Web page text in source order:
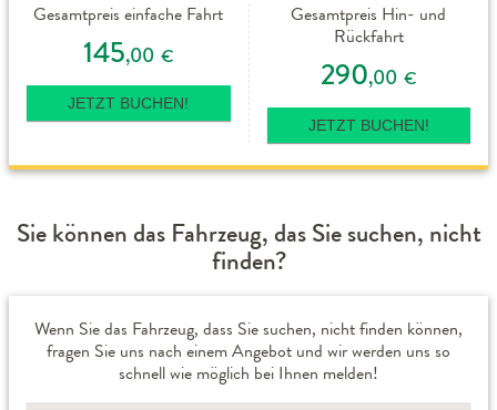
Gesamtpreis einfache Fahrt
145,00 €
JETZT BUCHEN!
Gesamtpreis Hin- und
Rückfahrt
290,00 €
JETZT BUCHEN!
Sie können das Fahrzeug, das Sie suchen, nicht
finden?
Wenn Sie das Fahrzeug, dass Sie suchen, nicht finden können,
fragen Sie uns nach einem Angebot und wir werden uns so
schnell wie möglich bei Ihnen melden!